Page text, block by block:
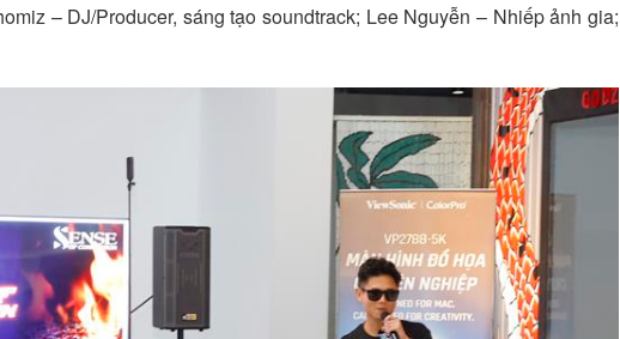
– DJ/Producer, sáng tạo soundtrack; Lee Nguyễn – Nhiếp ảnh gia;